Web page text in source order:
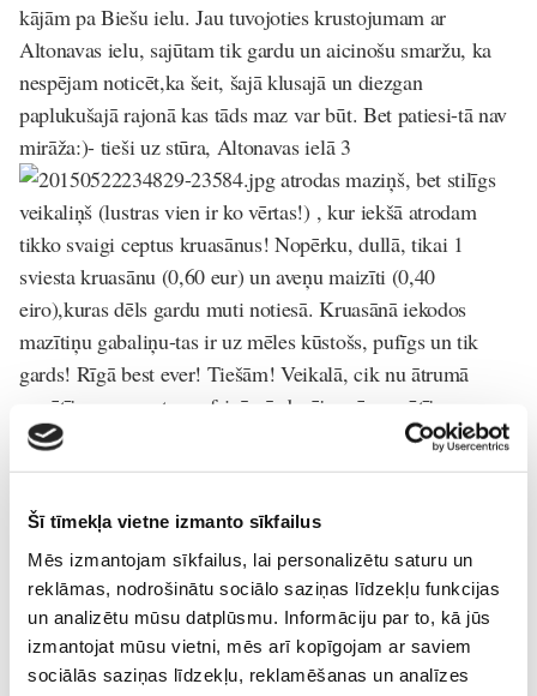
Šī tīmekļa vietne izmanto sīkfailus
Mēs izmantojam sīkfailus, lai personalizētu saturu un
reklāmas, nodrošinātu sociālo saziņas līdzekļu funkcijas
un analizētu mūsu datplūsmu. Informāciju par to, kā jūs
izmantojat mūsu vietni, mēs arī kopīgojam ar saviem
sociālās saziņas līdzekļu, reklamēšanas un analīzes
kājām pa Biešu ielu. Jau tuvojoties krustojumam ar
Altonavas ielu, sajūtam tik gardu un aicinošu smaržu, ka
nespējam noticēt,ka šeit, šajā klusajā un diezgan
paplukušajā rajonā kas tāds maz var būt. Bet patiesi-tā nav
mirāža:)- tieši uz stūra, Altonavas ielā 3
atrodas maziņš, bet stilīgs
veikaliņš (lustras vien ir ko vērtas!) , kur iekšā atrodam
tikko svaigi ceptus kruasānus! Nopērku, dullā, tikai 1
sviesta kruasānu (0,60 eur) un aveņu maizīti (0,40
eiro),kuras dēls gardu muti notiesā. Kruasānā iekodos
mazītiņu gabaliņu-tas ir uz mēles kūstošs, pufīgs un tik
gards! Rīgā best ever! Tiešām! Veikalā, cik nu ātrumā
nopētīju un sapratu no feinā pārdevēja, pēc pasūtījuma cep
kūkas, tartes un citus gardumus.
Lai mums visiem ikdienišķajā izdodas atrast ko neparastu
un uziet pērles!
Konkursi Vasaras-gids
Lasi vēl